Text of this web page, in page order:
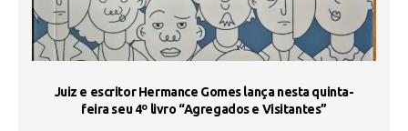
Juiz e escritor Hermance Gomes lança nesta quinta-
feira seu 4º livro “Agregados e Visitantes”